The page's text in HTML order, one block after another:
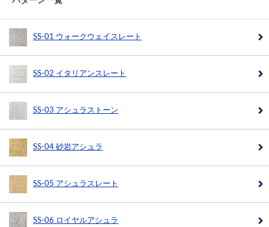
SS-01 ウォークウェイスレート
SS-02 イタリアンスレート
SS-03 アシュラストーン
SS-04 砂岩アシュラ
SS-05 アシュラスレート
SS-06 ロイヤルアシュラ